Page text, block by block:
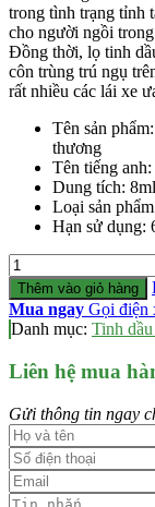
trong tình trạng tỉnh
cho người ngồi
Đồng thời, lọ tinh
côn trùng trú ngụ
rất nhiều các lái xe
Tên sản
thương
Tên tiếng
Dung tích: 8ml
Loại sản
Hạn sử dụng:
Số
lượng
Thêm vào giỏ hàng
Mua ngay Gọi điện
Danh mục: Tinh dầu
Liên hệ mua
Gửi thông tin ngay